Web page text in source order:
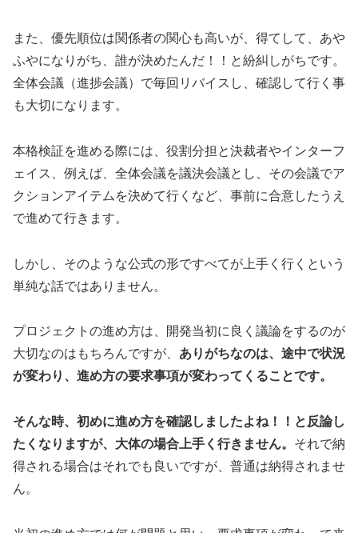
また、優先順位は関係者の関心も高いが、得てして、あや
ふやになりがち、誰が決めたんだ！！と紛糾しがちです。
全体会議（進捗会議）で毎回リバイスし、確認して行く事
も大切になります。
本格検証を進める際には、役割分担と決裁者やインターフ
ェイス、例えば、全体会議を議決会議とし、その会議でア
クションアイテムを決めて行くなど、事前に合意したうえ
で進めて行きます。
しかし、そのような公式の形ですべてが上手く行くという
単純な話ではありません。
プロジェクトの進め方は、開発当初に良く議論をするのが
大切なのはもちろんですが、 ありがちなのは、途中で状況
が変わり、進め方の要求事項が変わってくることです。
そんな時、初めに進め方を確認しましたよね！！と反論し
たくなりますが、大体の場合上手く行きません。 それで納
得される場合はそれでも良いですが、普通は納得されませ
ん。